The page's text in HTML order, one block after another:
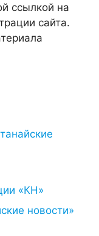
ссылкой на
сайта.
«КН»
новости»